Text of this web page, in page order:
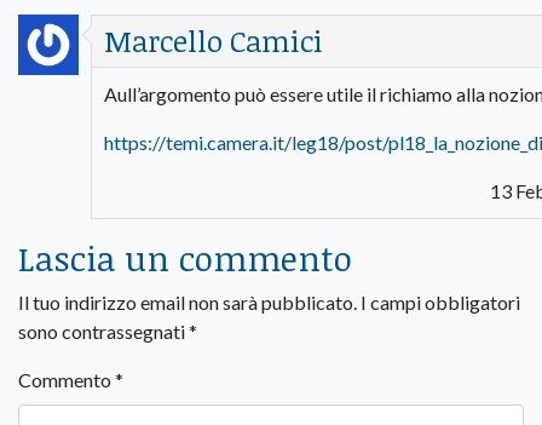
Marcello Camici
Aull’argomento può essere utile il richiamo alla
https://temi.camera.it/leg18/post/
13
Lascia un commento
Il tuo indirizzo email non sarà pubblicato. I campi obbligatori
sono contrassegnati*
Commento *